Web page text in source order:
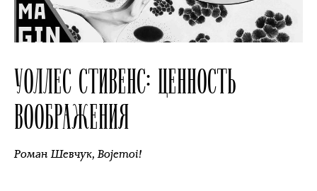
УОЛЛЕС СТИВЕНС: ЦЕННОСТЬ
ВООБРАЖЕНИЯ
Роман Шевчук,Bojemoi!